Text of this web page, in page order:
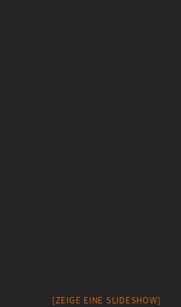
[ZEIGE EINE SLIDESHOW]